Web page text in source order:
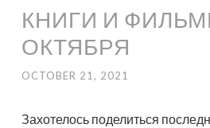
КНИГИ И
ОКТЯБРЯ
OCTOBER 21, 2021
Захотелось поделиться